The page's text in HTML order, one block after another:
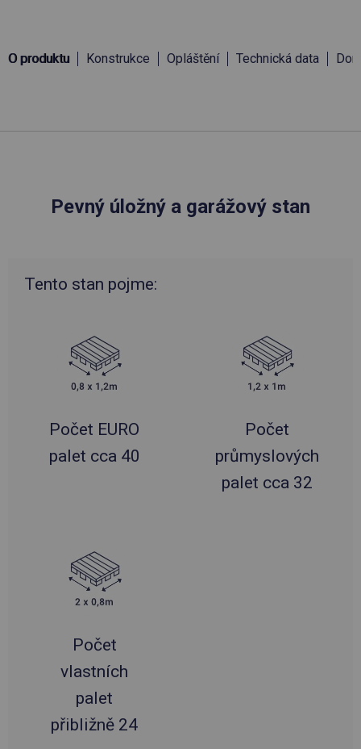
O produktu Konstrukce Opláštění Technická data
Pevný úložný a garážový stan
Tento stan pojme:
Počet EURO
palet cca 40
Počet
průmyslových
palet cca 32
Počet
vlastních
palet
přibližně 24